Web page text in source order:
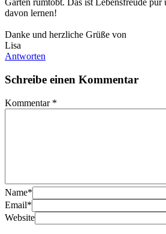
Garten rumtobt. Das ist Lebensfreude
davon lernen!
Danke und herzliche Grüße von
Lisa
Antworten
Schreibe einen Kommentar
Kommentar *
Name*
Email*
Website